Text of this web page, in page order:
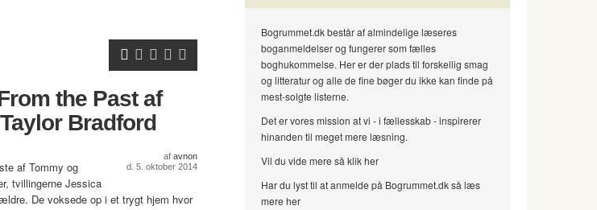
the Past af
Bradford
af avnon
d. 5. oktober 2014
af Tommy og
tvillingerne Jessica
De voksede op i et trygt hjem hvor
Bogrummet.dk består af almindelige læseres
boganmeldelser og fungerer som fælles
boghukommelse. Her er der plads til forskellig smag
og litteratur og alle de fine bøger du ikke kan finde på
mest-solgte listerne.
Det er vores mission at vi - i fællesskab - inspirerer
hinanden til meget mere læsning.
Vil du vide mere så klik her
Har du lyst til at anmelde på Bogrummet.dk så læs
mere her